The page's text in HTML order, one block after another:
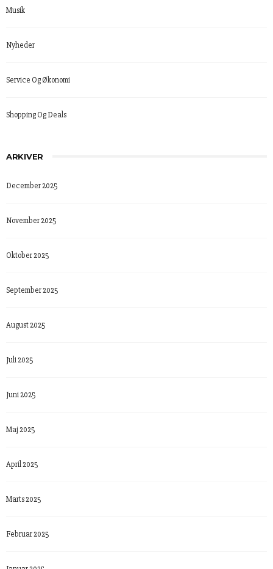
Musik
Nyheder
Service Og Økonomi
Shopping Og Deals
ARKIVER
December 2025
November 2025
Oktober 2025
September 2025
August 2025
Juli 2025
Juni 2025
Maj 2025
April 2025
Marts 2025
Februar 2025